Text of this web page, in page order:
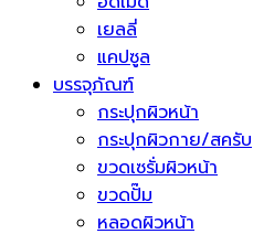
เยลลี่
แคปซูล
บรรจุภัณฑ์
กระปุกผิวหน้า
กระปุกผิวกาย/สครับ
ขวดเซรั่มผิวหน้า
ขวดปั๊ม
หลอดผิวหน้า